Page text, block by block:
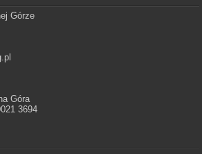
Górze
Góra
3694